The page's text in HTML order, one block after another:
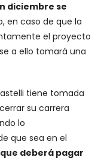
diciembre se
en caso de que la
el proyecto
a ello tomará una
tiene tomada
su carrera
lo
que sea en el
deberá pagar